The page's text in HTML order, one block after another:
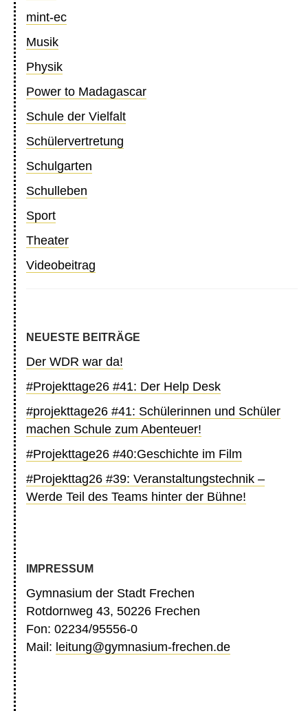
mint-ec
Musik
Physik
Power to Madagascar
Schule der Vielfalt
Schülervertretung
Schulgarten
Schulleben
Sport
Theater
Videobeitrag
NEUESTE BEITRÄGE
Der WDR war da!
#Projekttage26 #41: Der Help Desk
#projekttage26 #41: Schülerinnen und Schüler
machen Schule zum Abenteuer!
#Projekttage26 #40:Geschichte im Film
#Projekttag26 #39: Veranstaltungstechnik –
Werde Teil des Teams hinter der Bühne!
IMPRESSUM
Gymnasium der Stadt Frechen
Rotdornweg 43, 50226 Frechen
Fon: 02234/95556-0
Mail: leitung@gymnasium-frechen.de